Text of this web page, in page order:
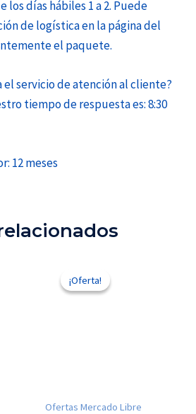
los días hábiles 1 a 2. Puede
de logística en la página del
el paquete.
el servicio de atención al cliente?
tiempo de respuesta es: 8:30
12 meses
¡Oferta!
¡Oferta!
Ofertas Mercado Libre
original